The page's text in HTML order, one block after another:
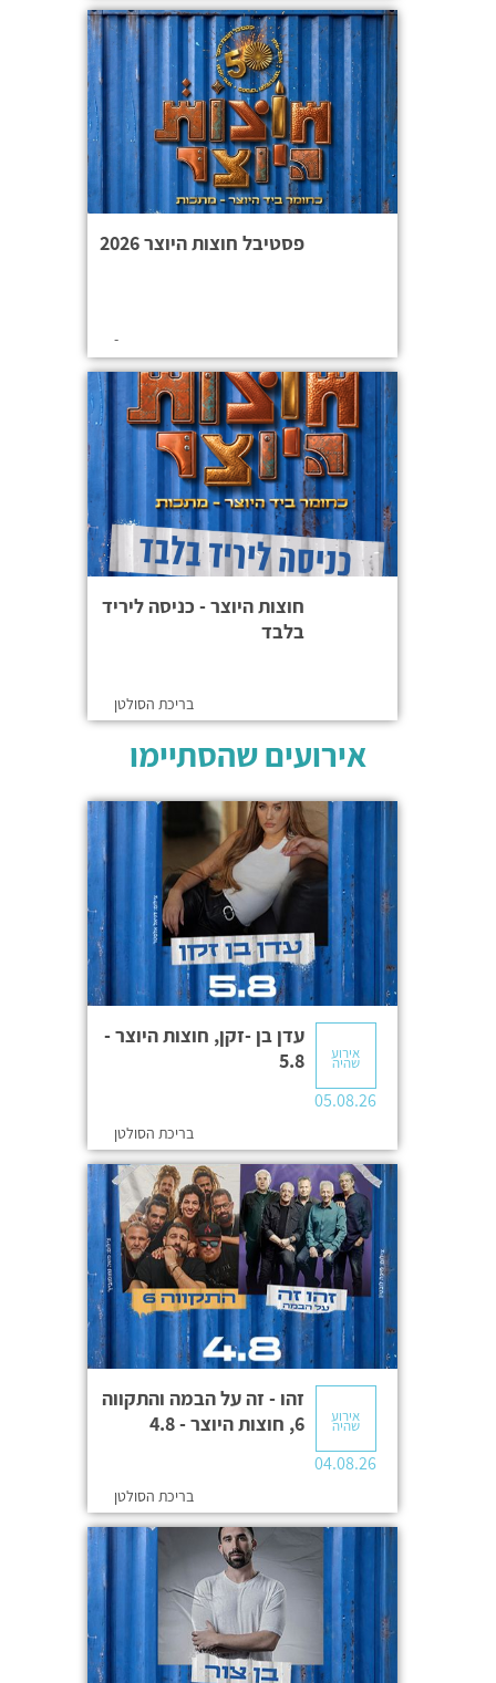
פסטיבל חוצות היוצר 2026
-
חוצות היוצר - כניסה ליריד
בלבד
בריכת הסולטן
אירועים שהסתיימו
עדן בן -זקן, חוצות היוצר -
5.8
בריכת הסולטן
אירוע
שהיה
05.08.26
זהו - זה על הבמה והתקווה
6, חוצות היוצר - 4.8
בריכת הסולטן
אירוע
שהיה
04.08.26